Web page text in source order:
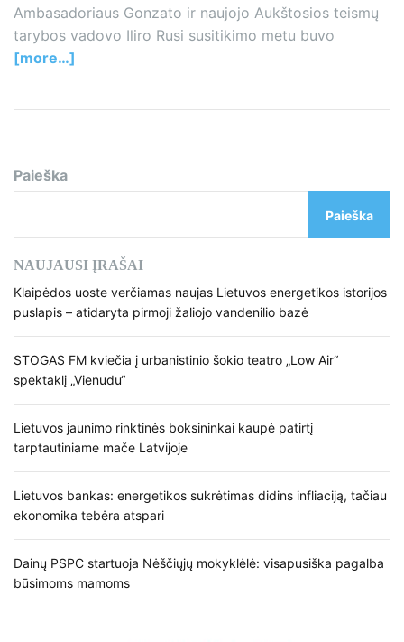
Ambasadoriaus Gonzato ir naujojo Aukštosios teismų
tarybos vadovo Iliro Rusi susitikimo metu buvo
[more…]
Paieška
Paieška
NAUJAUSI ĮRAŠAI
Klaipėdos uoste verčiamas naujas Lietuvos energetikos istorijos
puslapis – atidaryta pirmoji žaliojo vandenilio bazė
STOGAS FM kviečia į urbanistinio šokio teatro „Low Air“
spektaklį „Vienudu“
Lietuvos jaunimo rinktinės boksininkai kaupė patirtį
tarptautiniame mače Latvijoje
Lietuvos bankas: energetikos sukrėtimas didins infliaciją, tačiau
ekonomika tebėra atspari
Dainų PSPC startuoja Nėščiųjų mokyklėlė: visapusiška pagalba
būsimoms mamoms